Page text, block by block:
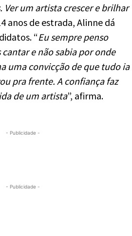
Ver um artista crescer e brilhar
anos de estrada, Alinne dá
“Eu sempre penso
e não sabia por onde
uma convicção de que tudo ia
pra frente. A confiança faz
de um artista”, afirma.
- Publicidade -
- Publicidade -